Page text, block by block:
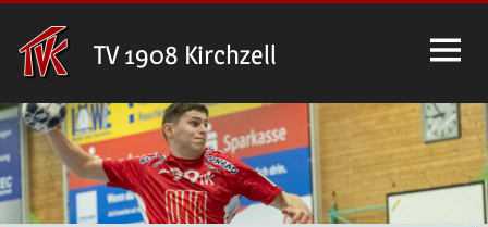
Inhalt
springen
TV 1908 Kirchzell